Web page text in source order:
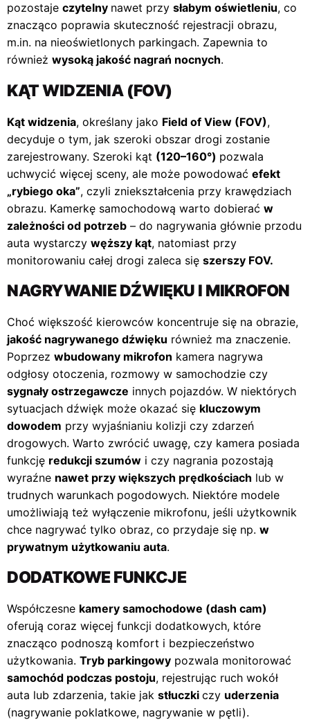
pozostaje czytelny nawet przy słabym oświetleniu, co
znacząco poprawia skuteczność rejestracji obrazu,
m.in. na nieoświetlonych parkingach. Zapewnia to
również wysoką jakość nagrań nocnych.
KĄT WIDZENIA (FOV)
Kąt widzenia, określany jako Field of View (FOV),
decyduje o tym, jak szeroki obszar drogi zostanie
zarejestrowany. Szeroki kąt (120–160°) pozwala
uchwycić więcej sceny, ale może powodować efekt
„rybiego oka”, czyli zniekształcenia przy krawędziach
obrazu. Kamerkę samochodową warto dobierać w
zależności od potrzeb – do nagrywania głównie przodu
auta wystarczy węższy kąt, natomiast przy
monitorowaniu całej drogi zaleca się szerszy FOV.
NAGRYWANIE DŹWIĘKU I MIKROFON
Choć większość kierowców koncentruje się na obrazie,
jakość nagrywanego dźwięku również ma znaczenie.
Poprzez wbudowany mikrofon kamera nagrywa
odgłosy otoczenia, rozmowy w samochodzie czy
sygnały ostrzegawcze innych pojazdów. W niektórych
sytuacjach dźwięk może okazać się kluczowym
dowodem przy wyjaśnianiu kolizji czy zdarzeń
drogowych. Warto zwrócić uwagę, czy kamera posiada
funkcję redukcji szumów i czy nagrania pozostają
wyraźne nawet przy większych prędkościach lub w
trudnych warunkach pogodowych. Niektóre modele
umożliwiają też wyłączenie mikrofonu, jeśli użytkownik
chce nagrywać tylko obraz, co przydaje się np. w
prywatnym użytkowaniu auta.
DODATKOWE FUNKCJE
Współczesne kamery samochodowe (dash cam)
oferują coraz więcej funkcji dodatkowych, które
znacząco podnoszą komfort i bezpieczeństwo
użytkowania. Tryb parkingowy pozwala monitorować
samochód podczas postoju, rejestrując ruch wokół
auta lub zdarzenia, takie jak stłuczki czy uderzenia
(nagrywanie poklatkowe, nagrywanie w pętli).